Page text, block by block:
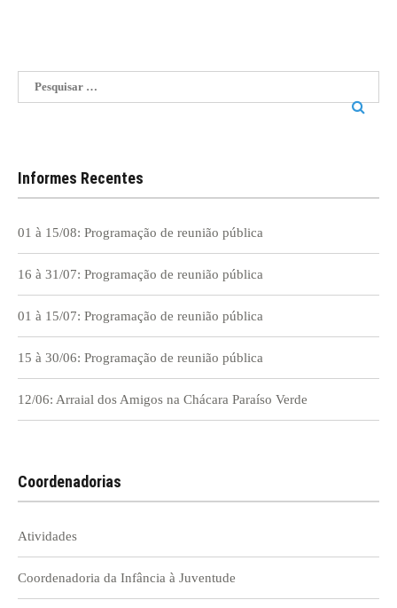
Pesquisar
por:
Informes Recentes
01 à 15/08: Programação de reunião pública
16 à 31/07: Programação de reunião pública
01 à 15/07: Programação de reunião pública
15 à 30/06: Programação de reunião pública
12/06: Arraial dos Amigos na Chácara Paraíso Verde
Coordenadorias
Atividades
Coordenadoria da Infância à Juventude